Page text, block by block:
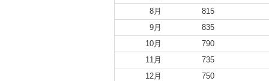
8月
815
9月
835
10月
790
11月
735
12月
750